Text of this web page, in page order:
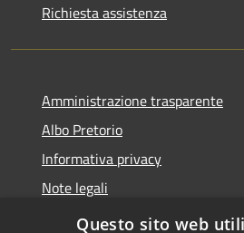
Richiesta assistenza
Amministrazione trasparente
Albo Pretorio
Informativa privacy
Note legali
Dichiarazione di accessibilità
Questo sito web